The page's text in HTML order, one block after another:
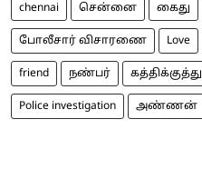
chennai சென்னை கைது
போலீசார் விசாரணை Love
friend நண்பர் கத்திக்குத்து
Police investigation அண்ணன்